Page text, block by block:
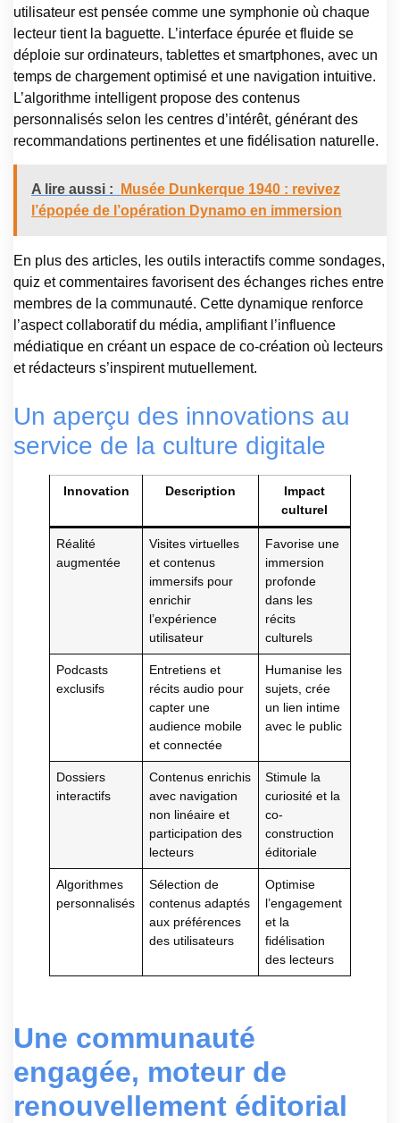
utilisateur est pensée comme une symphonie où chaque
lecteur tient la baguette. L’interface épurée et fluide se
déploie sur ordinateurs, tablettes et smartphones, avec un
temps de chargement optimisé et une navigation intuitive.
L’algorithme intelligent propose des contenus
personnalisés selon les centres d’intérêt, générant des
recommandations pertinentes et une fidélisation naturelle.
A lire aussi :
Musée Dunkerque 1940 : revivez
l’épopée de l’opération Dynamo en immersion
En plus des articles, les outils interactifs comme sondages,
quiz et commentaires favorisent des échanges riches entre
membres de la communauté. Cette dynamique renforce
l’aspect collaboratif du média, amplifiant l’influence
médiatique en créant un espace de co-création où lecteurs
et rédacteurs s’inspirent mutuellement.
Un aperçu des innovations au
service de la culture digitale
Innovation Description
Impact
culturel
Réalité
augmentée
Visites virtuelles
et contenus
immersifs pour
enrichir
l’expérience
utilisateur
Favorise une
immersion
profonde
dans les
récits
culturels
Podcasts
exclusifs
Entretiens et
récits audio pour
capter une
audience mobile
et connectée
Humanise les
sujets, crée
un lien intime
avec le public
Dossiers
interactifs
Contenus enrichis
avec navigation
non linéaire et
participation des
lecteurs
Stimule la
curiosité et la
co-
construction
éditoriale
Algorithmes
personnalisés
Sélection de
contenus adaptés
aux préférences
des utilisateurs
Optimise
l’engagement
et la
fidélisation
des lecteurs
Une communauté
engagée, moteur de
renouvellement éditorial